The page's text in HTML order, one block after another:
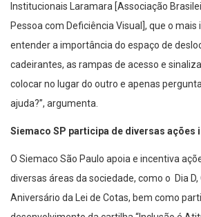
Institucionais Laramara [Associação
Pessoa com Deficiência Visual], que o
entender a importância do espaço de
cadeirantes, as rampas de acesso e
colocar no lugar do outro e apenas
ajuda?”, argumenta.
Siemaco SP participa de diversas ações
O Siemaco São Paulo apoia e incentiva
diversas áreas da sociedade, como o Dia D,
Aniversário da Lei de Cotas, bem como